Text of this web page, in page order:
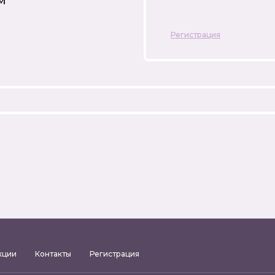
Регистрация
Контакты Регистрация